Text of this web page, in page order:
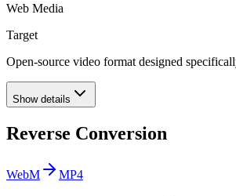
Web Media
Target
Open-source video format designed
Show details
Reverse Conversion
WebM MP4